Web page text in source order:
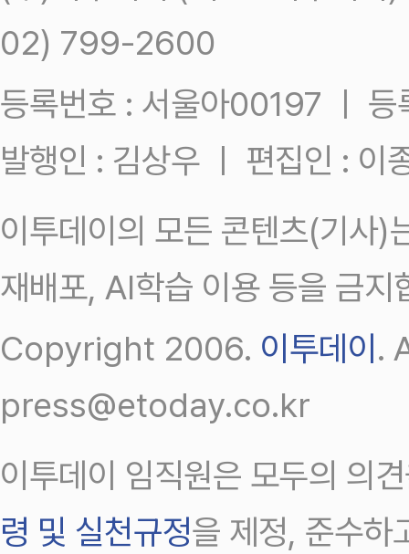
02) 799-2600
등록번호 : 서울아00197 ㅣ
발행인 : 김상우 ㅣ 편집인 : 이
이투데이의 모든 콘텐츠(기사)
재배포, AI학습 이용 등을 금지
Copyright 2006. 이투데이 .
press@etoday.co.kr
이투데이 임직원은 모두의 의
령 및 실천규정을 제정, 준수하